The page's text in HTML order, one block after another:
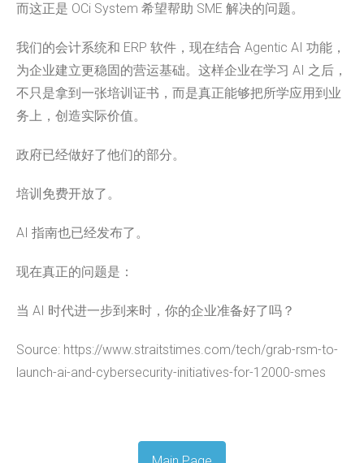
而这正是 OCi System 希望帮助 SME 解决的问题。
我们的会计系统和 ERP 软件，现在结合 Agentic AI 功能，
为企业建立更稳固的营运基础。这样企业在学习 AI 之后，
不只是拿到一张培训证书，而是真正能够把所学应用到业
务上，创造实际价值。
政府已经做好了他们的部分。
培训免费开放了。
AI 指南也已经发布了。
现在真正的问题是：
当 AI 时代进一步到来时，你的企业准备好了吗？
Source: https://www.straitstimes.com/tech/grab-rsm-to-
launch-ai-and-cybersecurity-initiatives-for-12000-smes